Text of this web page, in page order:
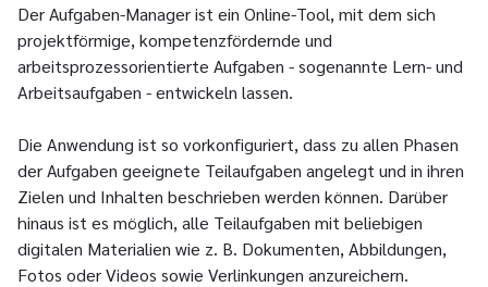
Der Aufgaben-Manager ist ein Online-Tool, mit dem sich
projektförmige, kompetenzfördernde und
arbeitsprozessorientierte Aufgaben - sogenannte Lern- und
Arbeitsaufgaben - entwickeln lassen.
Die Anwendung ist so vorkonfiguriert, dass zu allen Phasen
der Aufgaben geeignete Teilaufgaben angelegt und in ihren
Zielen und Inhalten beschrieben werden können. Darüber
hinaus ist es möglich, alle Teilaufgaben mit beliebigen
digitalen Materialien wie z. B. Dokumenten, Abbildungen,
Fotos oder Videos sowie Verlinkungen anzureichern.